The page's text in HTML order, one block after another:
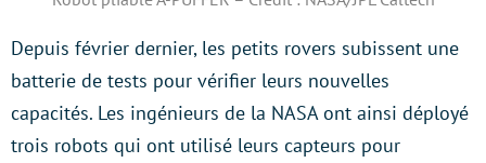
Depuis février dernier, les petits rovers subissent une
batterie de tests pour vérifier leurs nouvelles
capacités. Les ingénieurs de la NASA ont ainsi déployé
trois robots qui ont utilisé leurs capteurs pour